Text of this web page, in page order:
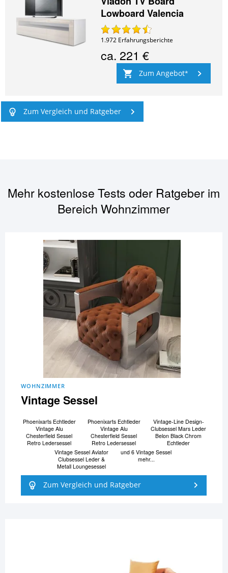
Lowboard Valencia
1.972 Erfahrungsberichte
ca.221 €
Zum Angebot
Zum Vergleich und Ratgeber
Mehr kostenlose Tests oder Ratgeber im
BereichWohnzimmer
WOHNZIMMER
Vintage Sessel
Phoenixarts Echtleder
Vintage Alu
Chesterfield Sessel
Retro Ledersessel
Phoenixarts Echtleder
Vintage Alu
Chesterfield Sessel
Retro Ledersessel
Vintage-Line Design-
Clubsessel Mars Leder
Belon Black Chrom
Echtleder
Vintage Sessel Aviator
Clubsessel Leder &
Metall Loungesessel
und 6 Vintage Sessel
mehr...
Zum Vergleich und Ratgeber